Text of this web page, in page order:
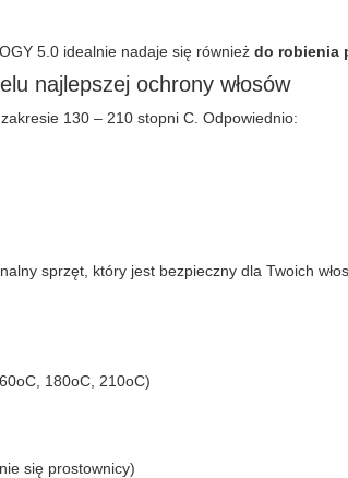
5.0 idealnie nadaje się również do robienia
najlepszej ochrony włosów
130 – 210 stopni C. Odpowiednio:
sprzęt, który jest bezpieczny dla Twoich
180oC, 210oC)
się prostownicy)